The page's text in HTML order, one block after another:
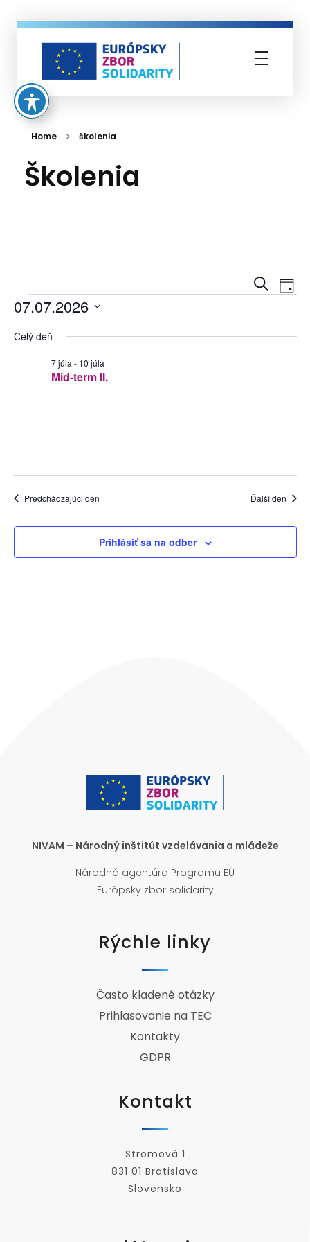
Home školenia
školenia
Vyhľadať
Deň
07.07.2026
dátum.
Celý deň
Mid-term II.
7 júla - 10 júla
Predchádzajúci deň Ďalší deň
Prihlásiť sa na odber
NIVAM – Národný inštitút vzdelávania a mládeže
Národná agentúra Programu EÚ
Európsky zbor solidarity
Rýchle linky
Často kladené otázky
Prihlasovanie na TEC
Kontakty
GDPR
Kontakt
Stromová 1
831 01 Bratislava
Slovensko